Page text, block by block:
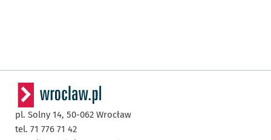
pl. Solny 14, 50-062 Wrocław
tel. 71 776 71 42